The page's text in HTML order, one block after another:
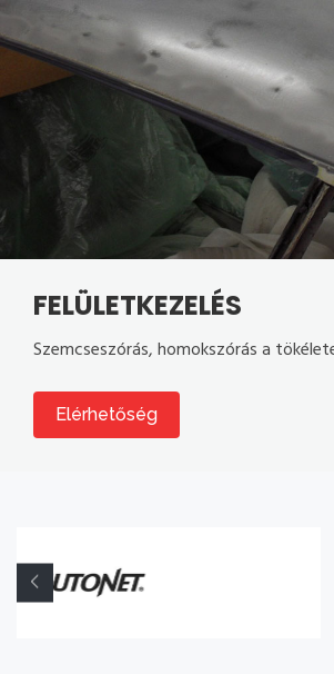
FELÜLETKEZELÉS
Szemcseszórás, homokszórás a
Elérhetőség